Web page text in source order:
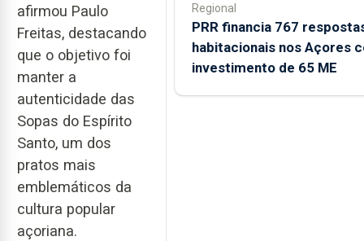
afirmou Paulo
Freitas, destacando
que o objetivo foi
manter a
autenticidade das
Sopas do Espírito
Santo, um dos
pratos mais
emblemáticos da
cultura popular
açoriana.
Regional
PRR financia 767
habitacionais nos Açores
investimento de 65 ME